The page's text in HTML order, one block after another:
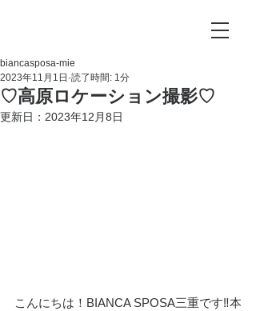
♡高原ロケーション撮影♡
biancasposa-mie
2023年11月1日 読了時間: 1分
更新日： 2023年12月8日
こんにちは！BIANCA SPOSA三重です‼本